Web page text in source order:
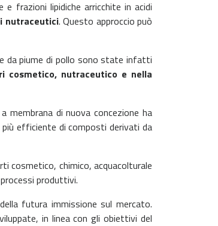
frazioni lipidiche arricchite in acidi
nutraceutici. Questo approccio può
da piume di pollo sono state infatti
cosmetico, nutraceutico e nella
membrana di nuova concezione ha
efficiente di composti derivati da
cosmetico, chimico, acquacolturale
produttivi.
futura immissione sul mercato.
in linea con gli obiettivi del